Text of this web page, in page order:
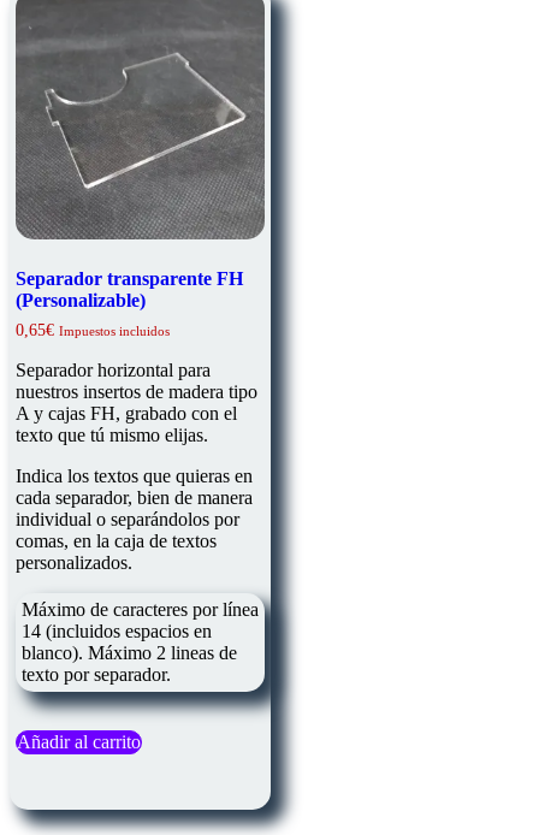
Separador transparente FH
(Personalizable)
0,65€ Impuestos incluidos
Separador horizontal para
nuestros insertos de madera tipo
A y cajas FH, grabado con el
texto que tú mismo elijas.
Indica los textos que quieras en
cada separador, bien de manera
individual o separándolos por
comas, en la caja de textos
personalizados.
Máximo de caracteres por línea
14 (incluidos espacios en
blanco). Máximo 2 lineas de
texto por separador.
Añadir al carrito